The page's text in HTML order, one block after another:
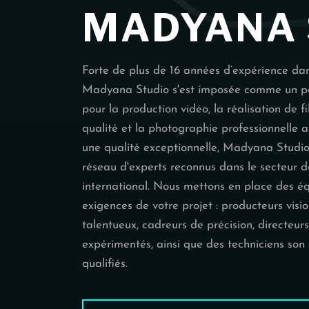
MADYANA
Forte de plus de 16 années d’expérience
Madyana Studio s'est imposée comme un
pour la production vidéo, la réalisation de
qualité et la photographie professionnelle
une qualité exceptionnelle, Madyana
réseau d'experts reconnus dans le secteur
international. Nous mettons en place des
exigences de votre projet : producteurs
talentueux, cadreurs de précision,
expérimentés, ainsi que des techniciens
qualifiés.